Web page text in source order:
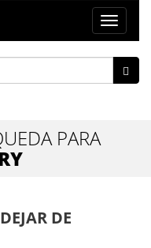
Toggle
PARA
DE